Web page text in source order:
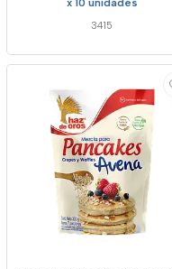
x 10 unidades
3415